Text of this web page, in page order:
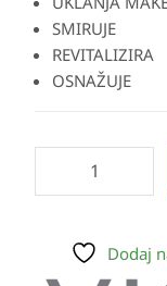
SMIRUJE
REVITALIZIRA
OSNAŽUJE
Dodaj